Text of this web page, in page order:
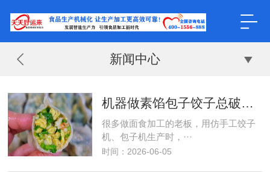
新闻中心
机器做素馅包子饺子总破皮、大小不均？核心解决技巧来了！
很多做面食加工的老板，用仿手工饺子
机、包子机生产时，···
时间：2026-06-05